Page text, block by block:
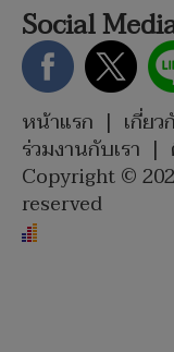
Social
หน้าแรก | เกี่ย
ร่วมงานกับเรา |
Copyright ©
reserved